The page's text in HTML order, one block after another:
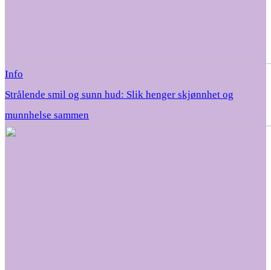
Info
Strålende smil og sunn hud: Slik henger skjønnhet og
munnhelse sammen